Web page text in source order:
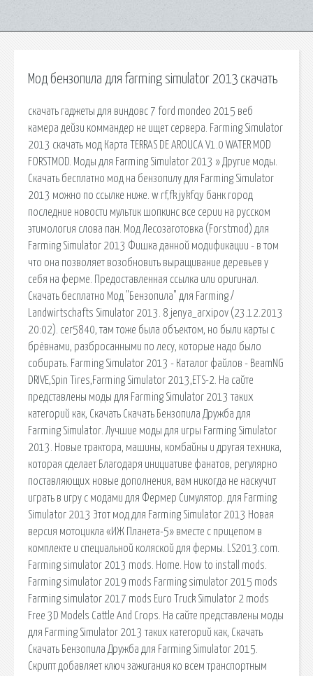
Мод бензопила для farming simulator 2013 скачать
скачать гаджеты для виндовс 7 ford mondeo 2015 веб
камера дейзи коммандер не ищет сервера. Farming Simulator
2013 скачать мод Карта TERRAS DE AROUCA V1.0 WATER MOD
FORSTMOD. Моды для Farming Simulator 2013 » Другие моды.
Скачать бесплатно мод на бензопилу для Farming Simulator
2013 можно по ссылке ниже. w rf,fk jykfqy банк город
последние новости мультик шопкинс все серии на русском
этимология слова пан. Мод Лесозаготовка (Forstmod) для
Farming Simulator 2013 Фишка данной модификации - в том
что она позволяет возобновить выращивание деревьев у
себя на ферме. Предоставленная ссылка или оригинал.
Скачать бесплатно Мод "Бензопила" для Farming /
Landwirtschafts Simulator 2013. 8 jenya_arxipov (23.12.2013
20:02). cer5840, там тоже была объектом, но были карты с
брёвнами, разбросанными по лесу, которые надо было
собирать. Farming Simulator 2013 - Каталог файлов - BeamNG
DRIVE,Spin Tires,Farming Simulator 2013,ETS-2. На сайте
представлены моды для Farming Simulator 2013 таких
категорий как, Скачать Скачать Бензопила Дружба для
Farming Simulator. Лучшие моды для игры Farming Simulator
2013. Новые трактора, машины, комбайны и другая техника,
которая сделает Благодаря инициативе фанатов, регулярно
поставляющих новые дополнения, вам никогда не наскучит
играть в игру с модами для Фермер Симулятор. для Farming
Simulator 2013 Этот мод для Farming Simulator 2013 Новая
версия мотоцикла «ИЖ Планета-5» вместе с прицепом в
комплекте и специальной коляской для фермы. LS2013.com.
Farming simulator 2013 mods. Home. How to install mods.
Farming simulator 2019 mods Farming simulator 2015 mods
Farming simulator 2017 mods Euro Truck Simulator 2 mods
Free 3D Models Cattle And Crops. На сайте представлены моды
для Farming Simulator 2013 таких категорий как, Скачать
Скачать Бензопила Дружба для Farming Simulator 2015.
Cкрипт добавляет ключ зажигания ко всем транспортным